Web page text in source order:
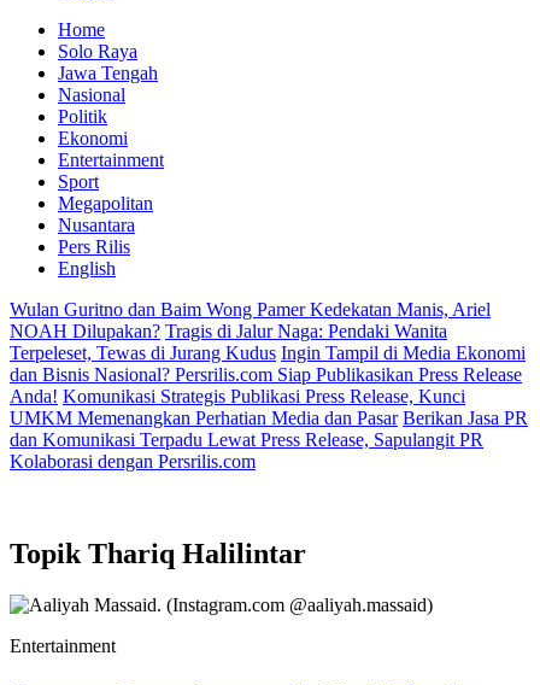
Home
Solo Raya
Jawa Tengah
Nasional
Politik
Ekonomi
Entertainment
Sport
Megapolitan
Nusantara
Pers Rilis
English
Wulan Guritno dan Baim Wong Pamer Kedekatan Manis, Ariel
NOAH Dilupakan? Tragis di Jalur Naga: Pendaki Wanita
Terpeleset, Tewas di Jurang Kudus Ingin Tampil di Media Ekonomi
dan Bisnis Nasional? Persrilis.com Siap Publikasikan Press Release
Anda! Komunikasi Strategis Publikasi Press Release, Kunci
UMKM Memenangkan Perhatian Media dan Pasar Berikan Jasa PR
dan Komunikasi Terpadu Lewat Press Release, Sapulangit PR
Kolaborasi dengan Persrilis.com
Topik Thariq Halilintar
Entertainment